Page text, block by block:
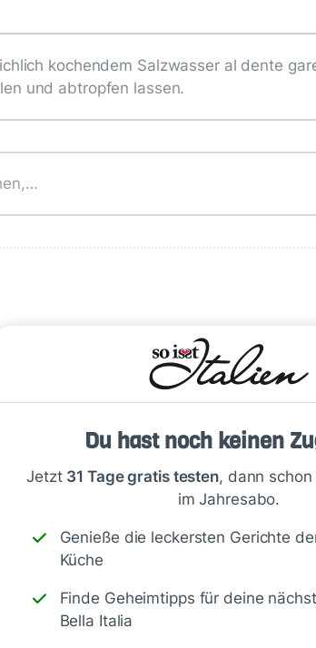
Du hast noch keinen
Jetzt 31 Tage gratis testen, dann schon
im Jahresabo.
Genieße die leckersten Gerichte
Küche
Finde Geheimtipps für deine
Bella Italia
kochendem Salzwasser al dente
und abtropfen lassen.